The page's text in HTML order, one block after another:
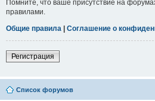
Помните, что ваше присутствие на
правилами.
Общие правила | Соглашение о
Регистрация
Список форумов